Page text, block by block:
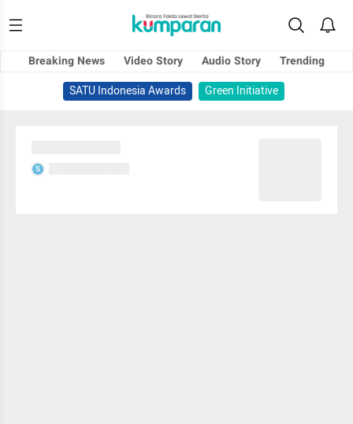
Breaking News Video Story Audio Story
Trending
SATU Indonesia Awards
Green Initiative
S